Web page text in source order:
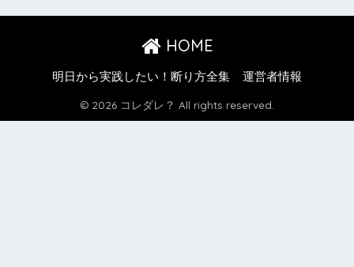
HOME
明日から実践したい！断り方全集 運営者情報
© 2026 コレダレ？ All rights reserved.